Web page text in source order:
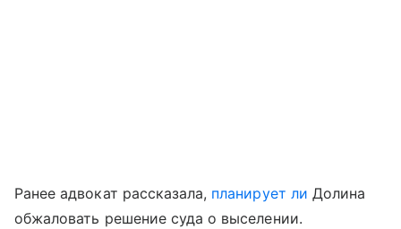
Ранее адвокат рассказала, планирует ли Долина
обжаловать решение суда о выселении.